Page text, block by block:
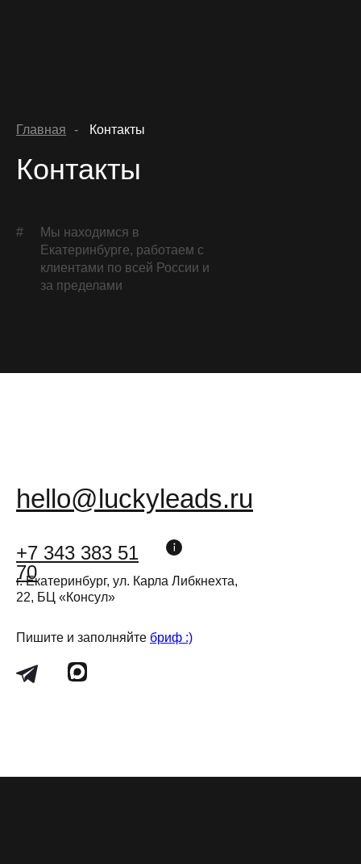
Услуги и цены
Контакты
Мы находимся в
Екатеринбурге, работаем с
клиентами по всей России и
за пределами
#
Главная - Контакты
hello@luckyleads.ru
г. Екатеринбург, ул. Карла Либкнехта,
22, БЦ «Консул»
+7 343 383 51
70
Пишите и заполняйте бриф :)